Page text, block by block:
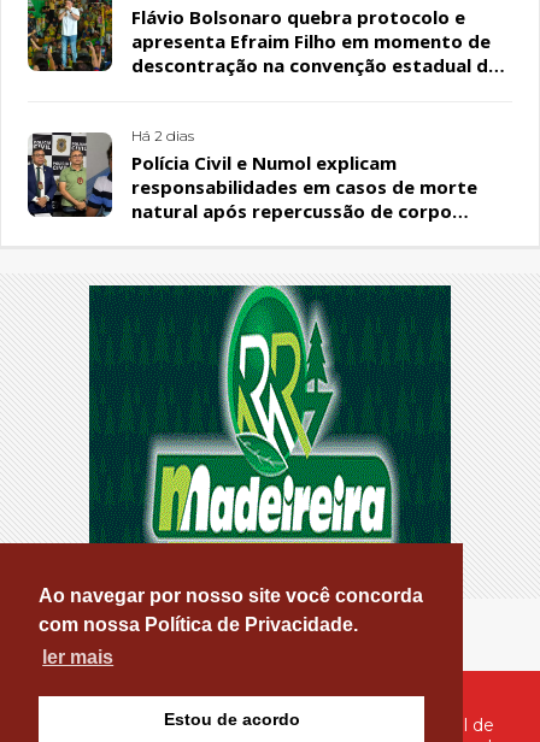
Ao navegar por nosso site você concorda
com nossa Política de Privacidade.
ler mais
Estou de acordo
Flávio Bolsonaro quebra protocolo e
apresenta Efraim Filho em momento de
descontração na convenção estadual do
Há 2 dias
Polícia Civil e Numol explicam
responsabilidades em casos de morte
natural após repercussão de corpo
© Copyright 2026 - PATOS ONLINE - O seu Portal de